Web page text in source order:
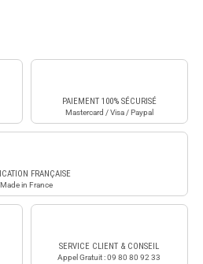
PAIEMENT 100% SÉCURISÉ
Mastercard / Visa / Paypal
FRANÇAISE
Made in France
SERVICE CLIENT & CONSEIL
Appel Gratuit : 09 80 80 92 33